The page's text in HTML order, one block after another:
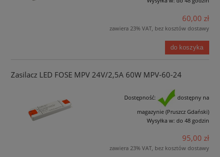
60,00 zł
zawiera 23% VAT, bez kosztów dostawy
do koszyka
Zasilacz LED FOSE MPV 24V/2,5A 60W MPV-60-24
Dostępność:
dostępny na
magazynie (Pruszcz Gdański)
Wysyłka w: do 48 godzin
95,00 zł
zawiera 23% VAT, bez kosztów dostawy